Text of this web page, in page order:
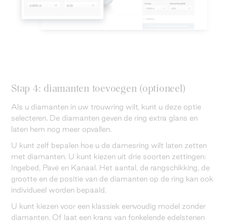
Stap 4: diamanten toevoegen (optioneel)
Als u diamanten in uw trouwring wilt, kunt u deze optie
selecteren. De diamanten geven de ring extra glans en
laten hem nog meer opvallen.
U kunt zelf bepalen hoe u de damesring wilt laten zetten
met diamanten. U kunt kiezen uit drie soorten zettingen:
Ingebed, Pavé en Kanaal. Het aantal, de rangschikking, de
grootte en de positie van de diamanten op de ring kan ook
individueel worden bepaald.
U kunt kiezen voor een klassiek eenvoudig model zonder
diamanten. Of laat een krans van fonkelende edelstenen